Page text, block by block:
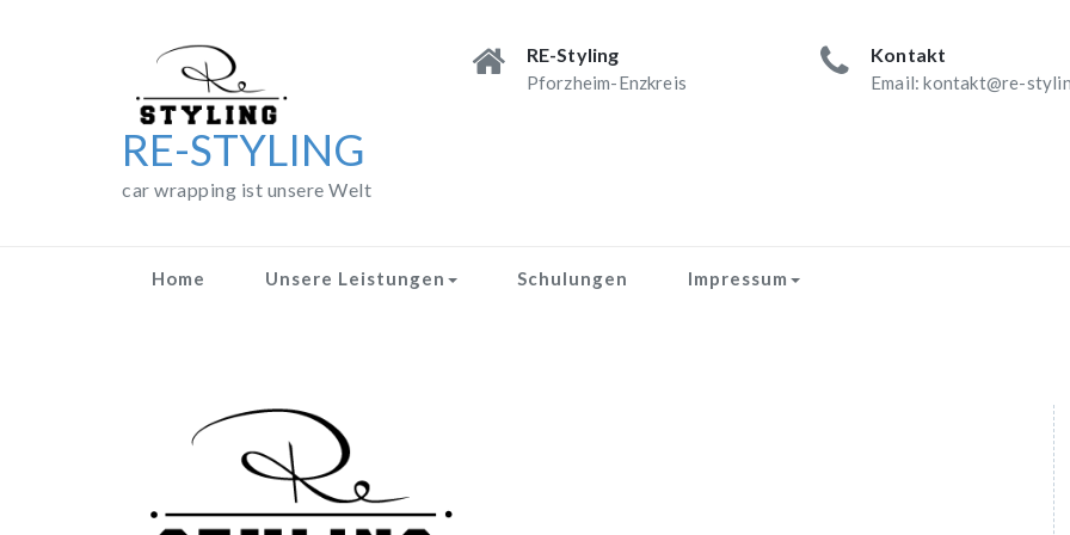
RE-STYLING
car wrapping ist unsere Welt
RE-Styling
Pforzheim-Enzkreis
Kontakt
Email: kontakt@re-
Home Unsere Leistungen Schulungen Impressum